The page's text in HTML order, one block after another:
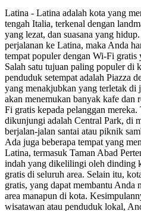
Latina - Latina adalah kota yang
tengah Italia, terkenal dengan
yang lezat, dan suasana yang
perjalanan ke Latina, maka Anda
tempat populer dengan Wi-Fi
Salah satu tujuan paling populer di
penduduk setempat adalah Piazza
yang menakjubkan yang terletak di
akan menemukan banyak kafe dan
Fi gratis kepada pelanggan
dikunjungi adalah Central Park, di
berjalan-jalan santai atau piknik
Ada juga beberapa tempat yang
Latina, termasuk Taman Abad
indah yang dikelilingi oleh dinding
gratis di seluruh area. Selain itu,
gratis, yang dapat membantu Anda
area manapun di kota.
wisatawan atau penduduk lokal,